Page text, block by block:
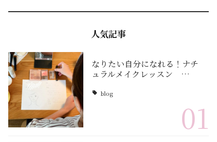
人気記事
なりたい自分になれる！ナチ
ュラルメイクレッスン …
blog
01